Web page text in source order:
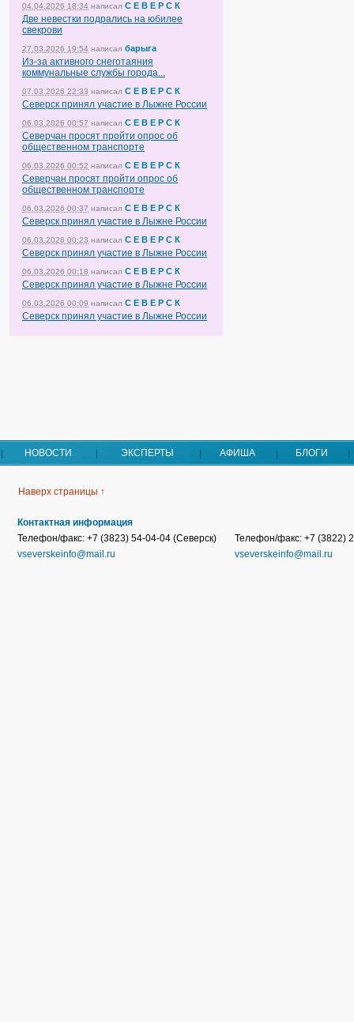
04.04.2026 18:34 написал С Е В Е Р С К
Две невестки подрались на юбилее
свекрови
27.03.2026 19:54 написал барыга
Из-за активного снеготаяния
коммунальные службы города...
07.03.2026 22:33 написал С Е В Е Р С К
Северск принял участие в Лыжне России
06.03.2026 00:57 написал С Е В Е Р С К
Северчан просят пройти опрос об
общественном транспорте
06.03.2026 00:52 написал С Е В Е Р С К
Северчан просят пройти опрос об
общественном транспорте
06.03.2026 00:37 написал С Е В Е Р С К
Северск принял участие в Лыжне России
06.03.2026 00:23 написал С Е В Е Р С К
Северск принял участие в Лыжне России
06.03.2026 00:18 написал С Е В Е Р С К
Северск принял участие в Лыжне России
06.03.2026 00:09 написал С Е В Е Р С К
Северск принял участие в Лыжне России
НОВОСТИ ЭКСПЕРТЫ АФИША БЛОГИ
Наверх страницы ↑
Контактная информация
Телефон/факс: +7 (3823) 54-04-04 (Северск)
vseverskeinfo@mail.ru
Телефон/факс: +7 (3822)
vseverskeinfo@mail.ru